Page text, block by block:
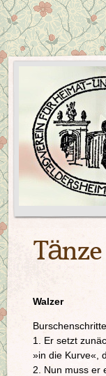
Tänze
Walzer
1. Er setzt
»in die Kurve«,
2. Nun muss er